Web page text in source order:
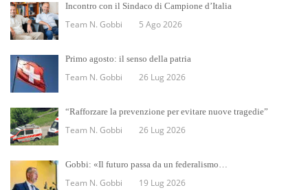
Incontro con il Sindaco di Campione d’Italia
Team N. Gobbi 5 Ago 2026
Primo agosto: il senso della patria
Team N. Gobbi 26 Lug 2026
“Rafforzare la prevenzione per evitare nuove tragedie”
Team N. Gobbi 26 Lug 2026
Gobbi: «Il futuro passa da un federalismo…
Team N. Gobbi 19 Lug 2026